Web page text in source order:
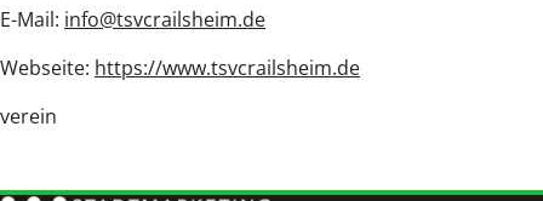
E-Mail: info@tsvcrailsheim.de
Webseite: https://www.tsvcrailsheim.de
verein